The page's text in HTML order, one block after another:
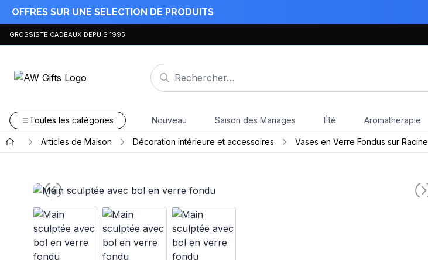
OFFRES SUR UNE SELECTION DE PRODUITS
GROSSISTE CADEAUX DEPUIS 1995
Toutes les catégories Nouveau Saison des Mariages Été Aromatherapie
Articles de Maison Décoration intérieure et accessoires Vases en Verre Fondus sur Racine